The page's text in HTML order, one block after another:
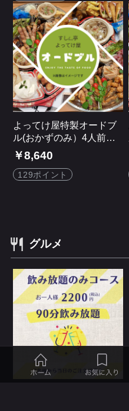
よってけ屋特製オードブ
ル(おかずのみ）4人前＜
店頭受け渡し商品です＞
￥8,640
129ポイント
グルメ